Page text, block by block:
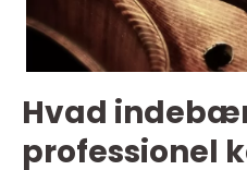
Hvad
professionel